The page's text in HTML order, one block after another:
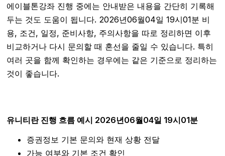
에이블톤강좌 진행 중에는 안내받은 내용을 간단히 기록해
두는 것도 도움이 됩니다. 2026년06월04일 19시01분 비
용, 조건, 일정, 준비사항, 주의사항을 따로 정리하면 이후
비교하거나 다시 문의할 때 혼선을 줄일 수 있습니다. 특히
여러 곳을 함께 확인하는 경우에는 같은 기준으로 정리하는
것이 좋습니다.
유니티란 진행 흐름 예시 2026년06월04일 19시01분
증권정보 기본 문의와 현재 상황 전달
가능 여부와 기본 조건 확인